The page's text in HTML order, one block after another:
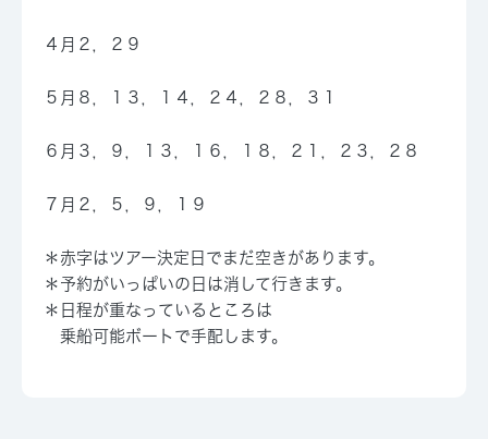
４月２，２９
５月８，１３，１４，２４，２８，３１
６月３， ９ ，１３，１６，１８，２１，２３，２８
７月２，５，９，１９
＊赤字はツアー決定日でまだ空きがあります。
＊予約がいっぱいの日は消して行きます。
＊日程が重なっているところは
乗船可能ボートで手配します。